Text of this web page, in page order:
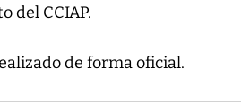
del CCIAP.
de forma oficial.